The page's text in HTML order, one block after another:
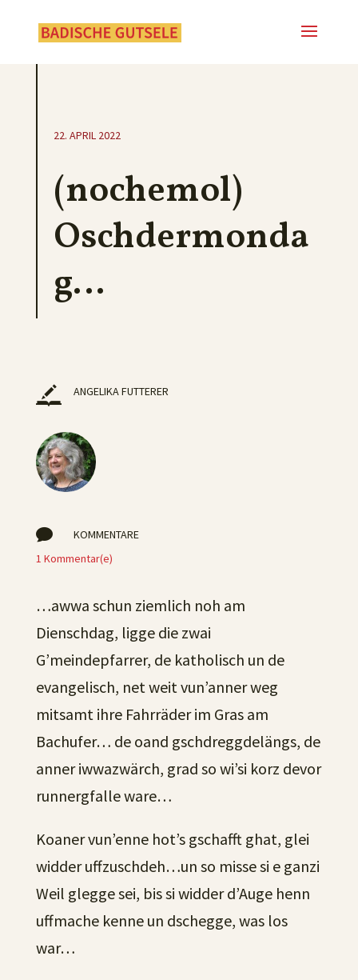
22. APRIL 2022
(nochemol)
Oschdermonda
g…
ANGELIKA FUTTERER

KOMMENTARE
1 Kommentar(e)
…awwa schun ziemlich noh am
Dienschdag, ligge die zwai
G’meindepfarrer, de katholisch un de
evangelisch, net weit vun’anner weg
mitsamt ihre Fahrräder im Gras am
Bachufer… de oand gschdreggdelängs, de
anner iwwazwärch, grad so wi’si korz devor
runnergfalle ware…
Koaner vun’enne hot’s gschafft ghat, glei
widder uffzuschdeh…un so misse si e ganzi
Weil glegge sei, bis si widder d’Auge henn
uffmache kenne un dschegge, was los
war…